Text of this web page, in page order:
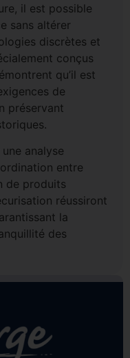
il est possible
sans altérer
discrètes et
conçus
qu’il est
de
préservant
analyse
entre
de produits
réussiront
la
des